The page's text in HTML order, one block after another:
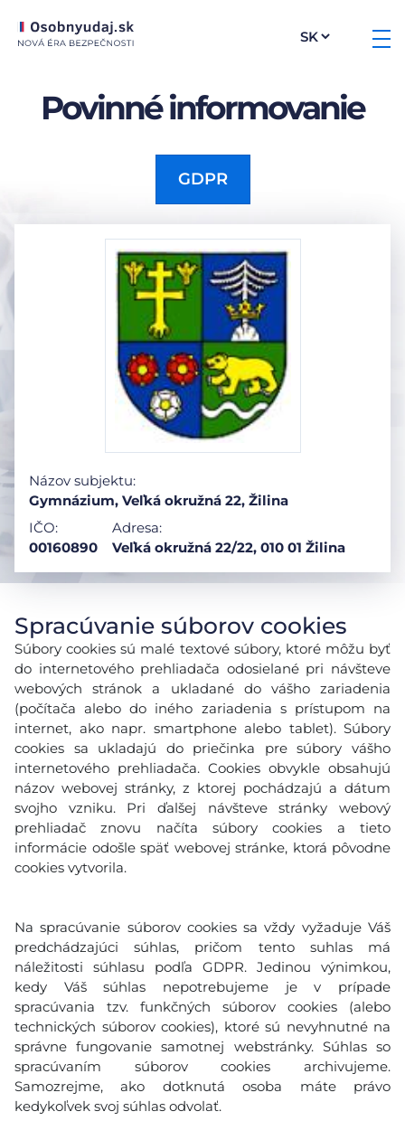
Povinné informovanie
GDPR
Názov subjektu:
Gymnázium, Veľká okružná 22, Žilina
IČO:
00160890
Adresa:
Veľká okružná 22/22, 010 01 Žilina
Spracúvanie súborov cookies
Súbory cookies sú malé textové súbory, ktoré môžu byť
do internetového prehliadača odosielané pri návšteve
webových stránok a ukladané do vášho zariadenia
(počítača alebo do iného zariadenia s prístupom na
internet, ako napr. smartphone alebo tablet). Súbory
cookies sa ukladajú do priečinka pre súbory vášho
internetového prehliadača. Cookies obvykle obsahujú
názov webovej stránky, z ktorej pochádzajú a dátum
svojho vzniku. Pri ďalšej návšteve stránky webový
prehliadač znovu načíta súbory cookies a tieto
informácie odošle späť webovej stránke, ktorá pôvodne
cookies vytvorila.
Na spracúvanie súborov cookies sa vždy vyžaduje Váš
predchádzajúci súhlas, pričom tento suhlas má
náležitosti súhlasu podľa GDPR. Jedinou výnimkou,
kedy Váš súhlas nepotrebujeme je v prípade
spracúvania tzv. funkčných súborov cookies (alebo
technických súborov cookies), ktoré sú nevyhnutné na
správne fungovanie samotnej webstránky. Súhlas so
spracúvaním súborov cookies archivujeme.
Samozrejme, ako dotknutá osoba máte právo
kedykoľvek svoj súhlas odvolať.